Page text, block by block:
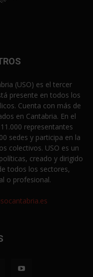
(USO) es el tercer
presente en todos los
Cuenta con más de
en Cantabria. En el
representantes
sedes y participa en la
colectivos. USO es un
creado y dirigido
todos los sectores,
o profesional.